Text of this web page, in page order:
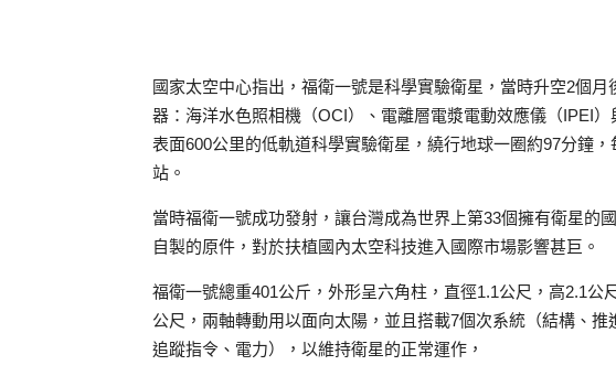
國家太空中心指出，福衛一號是科學實驗衛星，當時升空2個
器：海洋水色照相機（OCI）、電離層電漿電動效應儀（IPEI
表面600公里的低軌道科學實驗衛星，繞行地球一圈約97分鐘
站。
當時福衛一號成功發射，讓台灣成為世界上第33個擁有衛星的
自製的原件，對於扶植國內太空科技進入國際市場影響甚巨。
福衛一號總重401公斤，外形呈六角柱，直徑1.1公尺，高2.1公
公尺，兩軸轉動用以面向太陽，並且搭載7個次系統（結構、
追蹤指令、電力），以維持衛星的正常運作，